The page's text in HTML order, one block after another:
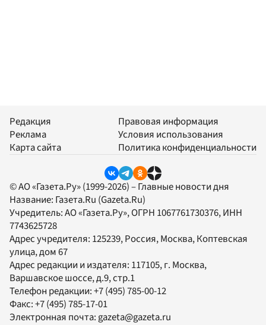
Редакция
Реклама
Карта сайта
Правовая информация
Условия использования
Политика конфиденциальности
© АО «Газета.Ру» (1999-2026) – Главные новости дня
Название: Газета.Ru (Gazeta.Ru)
Учредитель:АО «Газета.Ру», ОГРН 1067761730376, ИНН
7743625728
Адрес учредителя: 125239, Россия, Москва, Коптевская
улица, дом 67
Адрес редакции и издателя: 117105, г. Москва,
Варшавское шоссе, д.9, стр.1
Телефон редакции:+7 (495) 785-00-12
Факс:+7 (495) 785-17-01
Электронная почта:gazeta@gazeta.ru